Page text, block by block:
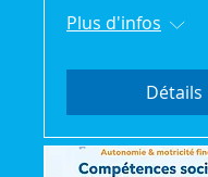
Plus d'infos
Détails